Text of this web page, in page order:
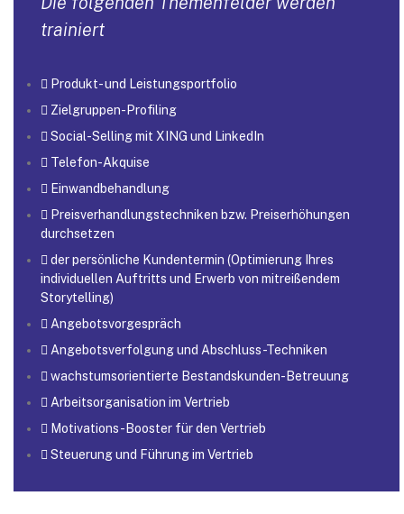
trainiert
Produkt- und Leistungsportfolio
Zielgruppen-Profiling
Social-Selling mit XING und LinkedIn
Telefon-Akquise
Einwandbehandlung
Preisverhandlungstechniken bzw. Preiserhöhungen
durchsetzen
der persönliche Kundentermin (Optimierung Ihres
individuellen Auftritts und Erwerb von mitreißendem
Storytelling)
Angebotsvorgespräch
Angebotsverfolgung und Abschluss-Techniken
wachstumsorientierte Bestandskunden-Betreuung
Arbeitsorganisation im Vertrieb
Motivations-Booster für den Vertrieb
Steuerung und Führung im Vertrieb